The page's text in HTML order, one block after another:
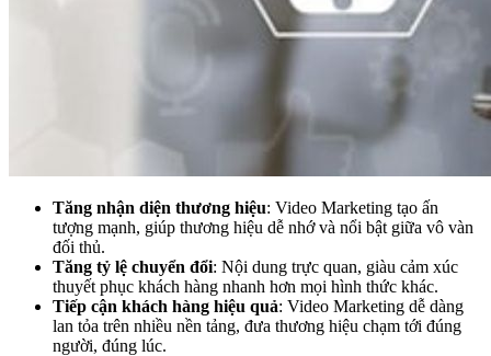
Tăng nhận diện thương hiệu: Video Marketing tạo ấn
tượng mạnh, giúp thương hiệu dễ nhớ và nổi bật giữa vô vàn
đối thủ.
Tăng tỷ lệ chuyển đổi: Nội dung trực quan, giàu cảm xúc
thuyết phục khách hàng nhanh hơn mọi hình thức khác.
Tiếp cận khách hàng hiệu quả: Video Marketing dễ dàng
lan tỏa trên nhiều nền tảng, đưa thương hiệu chạm tới đúng
người, đúng lúc.